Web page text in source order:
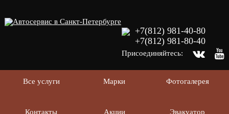
+7(812) 981-40-80
+7(812) 981-80-40
Присоединяйтесь:
Все услуги Марки Фотогалерея
Контакты Акции Эвакуатор